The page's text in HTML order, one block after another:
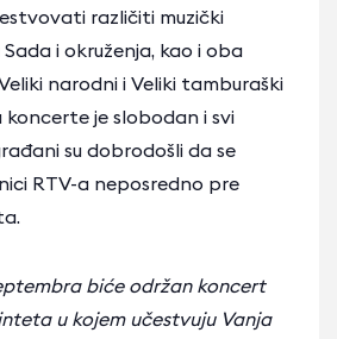
različiti muzički
i okruženja, kao i oba
narodni i Veliki tamburaški
koncerte je slobodan i svi
su dobrodošli da se
RTV-a neposredno pre
biće održan koncert
u kojem učestvuju Vanja